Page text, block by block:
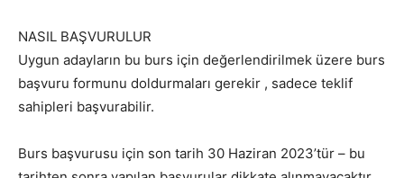
NASIL BAŞVURULUR
Uygun adayların bu burs için değerlendirilmek üzere burs
başvuru formunu doldurmaları gerekir , sadece teklif
sahipleri başvurabilir.
Burs başvurusu için son tarih 30 Haziran 2023’tür – bu